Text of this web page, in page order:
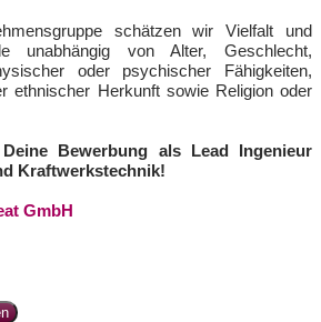
schätzen wir Vielfalt und
unabhängig von Alter, Geschlecht,
oder psychischer Fähigkeiten,
ethnischer Herkunft sowie Religion oder
Bewerbung als Lead Ingenieur
Kraftwerkstechnik!
GmbH